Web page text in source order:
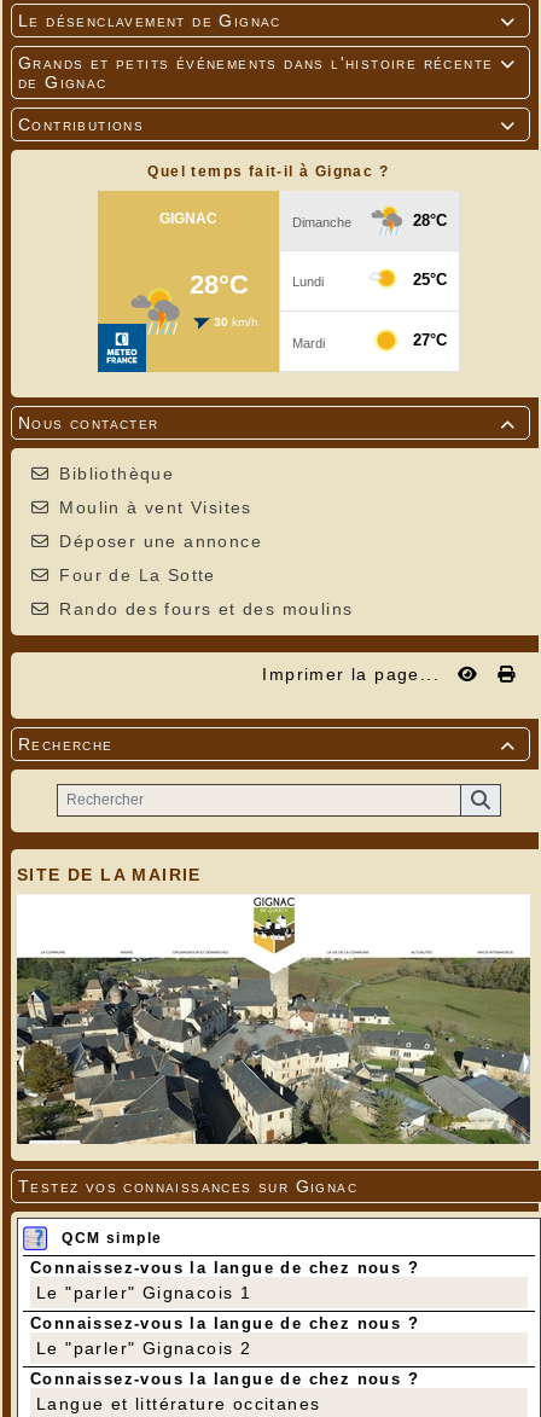

Le désenclavement de Gignac

Grands et petits événements dans l'histoire récente
de Gignac

Contributions
Quel temps fait-il à Gignac ?

Nous contacter
Bibliothèque
Moulin à vent Visites
Déposer une annonce
Four de La Sotte
Rando des fours et des moulins
Imprimer la page...

Recherche
SITE DE LA MAIRIE
Testez vos connaissances sur Gignac
QCM simple
Connaissez-vous la langue de chez nous ?
Le "parler" Gignacois 1
Connaissez-vous la langue de chez nous ?
Le "parler" Gignacois 2
Connaissez-vous la langue de chez nous ?
Langue et littérature occitanes